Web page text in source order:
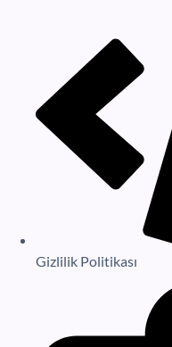
Gizlilik Politikası